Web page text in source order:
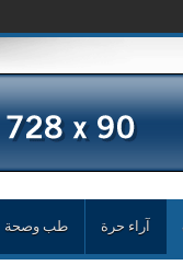
آراء حرة طب وصحة